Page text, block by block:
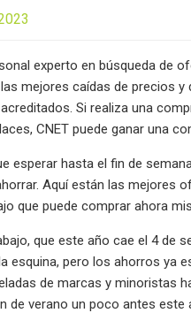
experto en búsqueda de
mejores caídas de precios y
Si realiza una
CNET puede ganar una
esperar hasta el fin de
Aquí están las mejores
que puede comprar ahora
que este año cae el 4 de
esquina, pero los ahorros ya
de marcas y minoristas
de verano un poco antes este